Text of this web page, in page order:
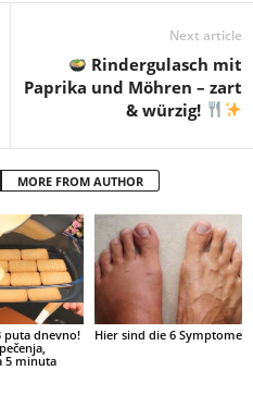
Next article
Rindergulasch mit
Paprika und Möhren – zart
& würzig!
MORE FROM AUTHOR
puta dnevno!
5 minuta
Hier sind die 6 Symptome